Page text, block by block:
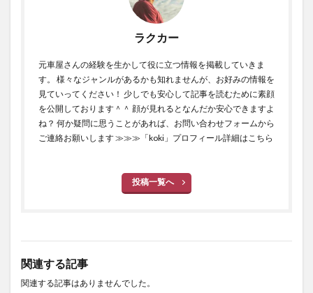
ラクカー
元車屋さんの経験を生かして役に立つ情報を掲載していきま
す。 様々なジャンルがあるかも知れませんが、お好みの情報を
見ていってください！ 少しでも安心して記事を読むために素顔
を公開しております＾＾ 顔が見れるとなんだか安心できますよ
ね？ 何か疑問に思うことがあれば、お問い合わせフォームから
ご連絡お願いします≫≫≫「koki」プロフィール詳細はこちら
投稿一覧へ
関連する記事
関連する記事はありませんでした。